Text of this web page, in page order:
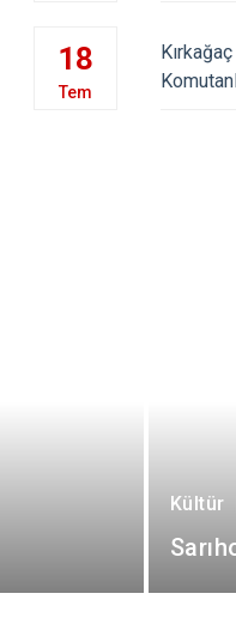
Atatürk’ ü Özlemle
18
Tem
Kültür